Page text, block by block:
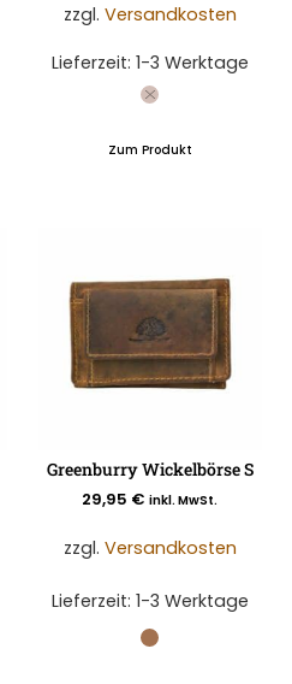
zzgl. Versandkosten
Lieferzeit: 1-3 Werktage
Zum Produkt
Greenburry Wickelbörse S
29,95 € inkl. MwSt.
zzgl. Versandkosten
Lieferzeit: 1-3 Werktage